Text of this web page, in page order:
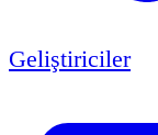
Geliştiriciler